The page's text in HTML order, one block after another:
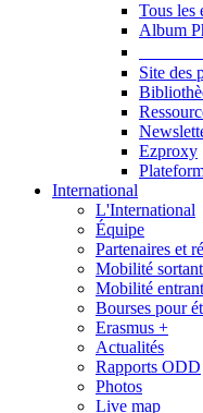
Tous les
Album
Site des
Ezproxy
International
L'International
Équipe
Partenaires et
Mobilité
Mobilité
Bourses pour
Erasmus +
Actualités
Rapports ODD
Photos
Live map